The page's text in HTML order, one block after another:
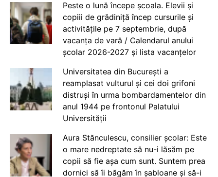
Peste o lună începe școala. Elevii și
copiii de grădiniță încep cursurile și
activitățile pe 7 septembrie, după
vacanța de vară / Calendarul anului
școlar 2026-2027 și lista vacanțelor
Universitatea din București a
reamplasat vulturul și cei doi grifoni
distruși în urma bombardamentelor din
anul 1944 pe frontonul Palatului
Universității
Aura Stănculescu, consilier școlar: Este
o mare nedreptate să nu-i lăsăm pe
copii să fie așa cum sunt. Suntem prea
dornici să îi băgăm în șabloane și să-i